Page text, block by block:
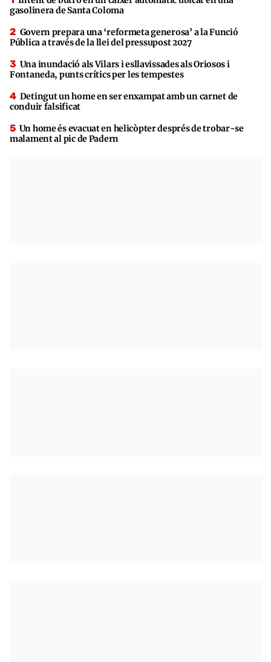
gasolinera de Santa Coloma
Govern prepara una ‘reformeta generosa’ a la Funció
Pública a través de la llei del pressupost 2027
Una inundació als Vilars i esllavissades als Oriosos i
Fontaneda, punts crítics per les tempestes
Detingut un home en ser enxampat amb un carnet de
conduir falsificat
Un home és evacuat en helicòpter després de trobar-se
malament al pic de Padern